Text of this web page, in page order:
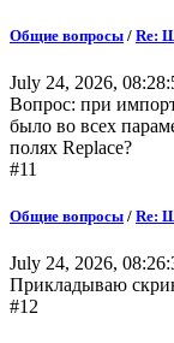
Общие вопросы / Re:
July 24, 2026,
Вопрос: при
было во всех
полях Replace?
#11
Общие вопросы / Re:
July 24, 2026,
Прикладываю
#12